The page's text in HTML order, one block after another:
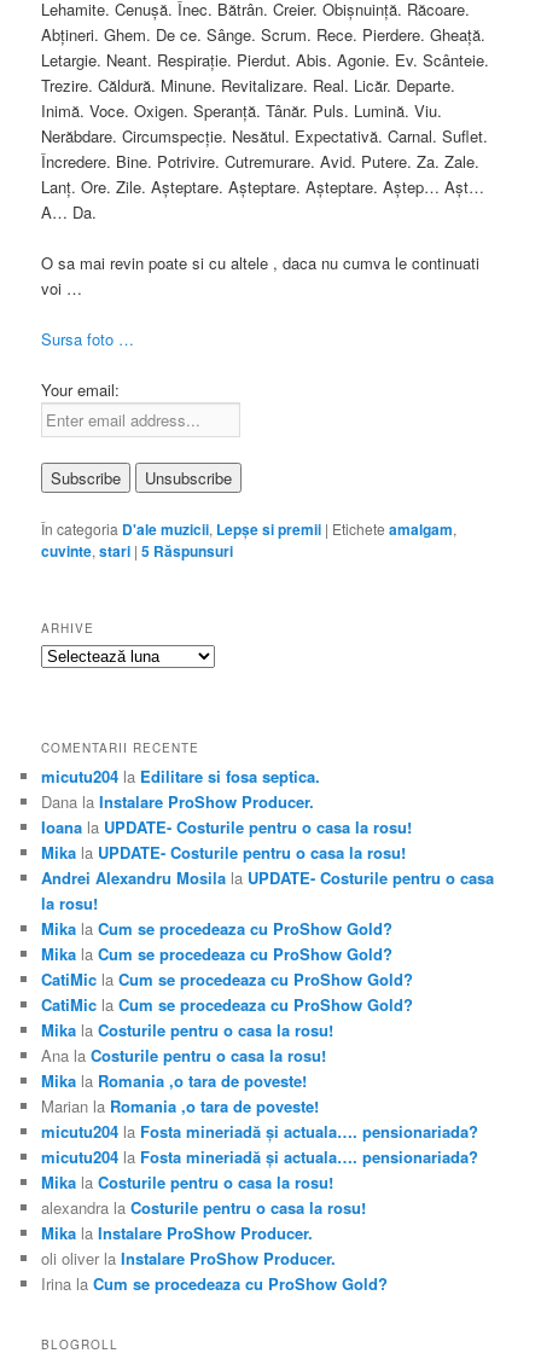
Lehamite. Cenuşă. Înec. Bătrân. Creier. Obişnuinţă. Răcoare.
Abţineri. Ghem. De ce. Sânge. Scrum. Rece. Pierdere. Gheaţă.
Letargie. Neant. Respiraţie. Pierdut. Abis. Agonie. Ev. Scânteie.
Trezire. Căldură. Minune. Revitalizare. Real. Licăr. Departe.
Inimă. Voce. Oxigen. Speranţă. Tânăr. Puls. Lumină. Viu.
Nerăbdare. Circumspecţie. Nesătul. Expectativă. Carnal. Suflet.
Încredere. Bine. Potrivire. Cutremurare. Avid. Putere. Za. Zale.
Lanţ. Ore. Zile. Aşteptare. Aşteptare. Aşteptare. Aştep… Aşt…
A… Da.
O sa mai revin poate si cu altele , daca nu cumva le continuati
voi …
Sursa foto …
Your email:
În categoria D'ale muzicii, Lepşe si premii | Etichete amalgam,
cuvinte,stari |5 Răspunsuri
ARHIVE
Arhive
COMENTARII RECENTE
micutu204 la Edilitare si fosa septica.
Dana laInstalare ProShow Producer.
Ioana la UPDATE- Costurile pentru o casa la rosu!
Mika la UPDATE- Costurile pentru o casa la rosu!
Andrei Alexandru Mosila la UPDATE- Costurile pentru o casa
la rosu!
Mika laCum se procedeaza cu ProShow Gold?
Mika laCum se procedeaza cu ProShow Gold?
CatiMic laCum se procedeaza cu ProShow Gold?
CatiMic laCum se procedeaza cu ProShow Gold?
Mika laCosturile pentru o casa la rosu!
Ana laCosturile pentru o casa la rosu!
Mika la Romania ,o tara de poveste!
Marian la Romania ,o tara de poveste!
micutu204 la Fosta mineriadă şi actuala…. pensionariada?
micutu204 la Fosta mineriadă şi actuala…. pensionariada?
Mika laCosturile pentru o casa la rosu!
alexandra laCosturile pentru o casa la rosu!
Mika laInstalare ProShow Producer.
oli oliver laInstalare ProShow Producer.
Irina laCum se procedeaza cu ProShow Gold?
BLOGROLL